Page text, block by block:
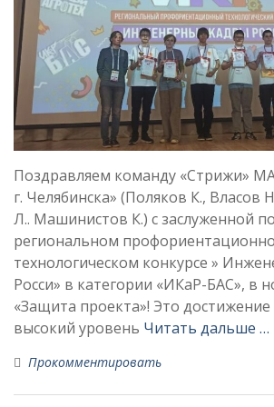
Поздравляем команду «Стрижи»
г. Челябинска» (Поляков К., Власов
Л.. Машинистов К.) с заслуженной
региональном
технологическом конкурсе »
Росси» в категории «ИКаР-БАС», в
«Защита проекта»! Это
высокий уровень Читать дальше …
Прокомментировать